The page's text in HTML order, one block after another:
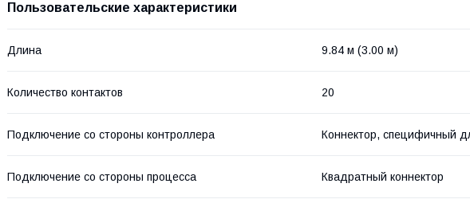
Пользовательские характеристики
Длина 9.84 м (3.00 м)
Количество контактов 20
Подключение со стороны контроллера Коннектор, специфичный
Подключение со стороны процесса Квадратный коннектор